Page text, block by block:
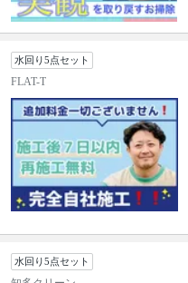
水回り5点セット
FLAT-T
水回り5点セット